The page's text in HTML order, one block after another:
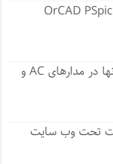
انواع اپتوکوپلر و کاربردهای آنها در مدارهای AC و
تحت وب سایت